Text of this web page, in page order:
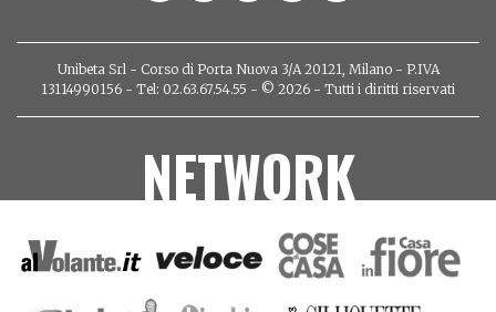
Unibeta Srl - Corso di Porta Nuova 3/A 20121, Milano - P.IVA
13114990156 - Tel: 02.63.67.54.55 - © 2026 - Tutti i diritti riservati
NETWORK